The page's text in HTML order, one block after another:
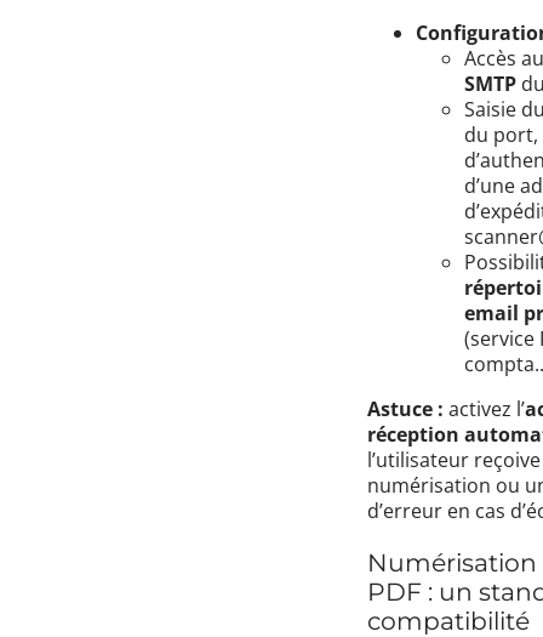
Accès
SMTP
Saisie
du
d’une
email
(service
Astuce : activez l’
réception
l’utilisateur
numérisation ou
d’erreur en cas
PDF : un
compatibilité